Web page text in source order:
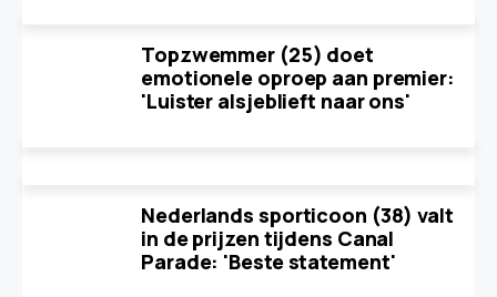
Topzwemmer (25) doet
emotionele oproep aan premier:
'Luister alsjeblieft naar ons'
Nederlands sporticoon (38) valt
in de prijzen tijdens Canal
Parade: 'Beste statement'